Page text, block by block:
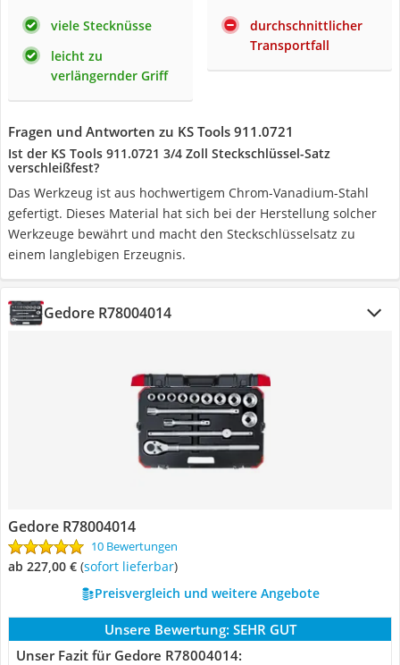
viele Stecknüsse
leicht zu
verlängernder Griff
durchschnittlicher
Transportfall
Fragen und Antworten zu KS Tools 911.0721
Ist der KS Tools 911.0721 3/4 Zoll Steckschlüssel-Satz
verschleißfest?
Das Werkzeug ist aus hochwertigem Chrom-Vanadium-Stahl
gefertigt. Dieses Material hat sich bei der Herstellung solcher
Werkzeuge bewährt und macht den Steckschlüsselsatz zu
einem langlebigen Erzeugnis.
Gedore R78004014
Gedore R78004014
10 Bewertungen
ab 227,00 € ( Sofort lieferbar)
Preisvergleich und weitere Angebote
Unsere Bewertung: SEHR GUT
Unser Fazit für Gedore R78004014: